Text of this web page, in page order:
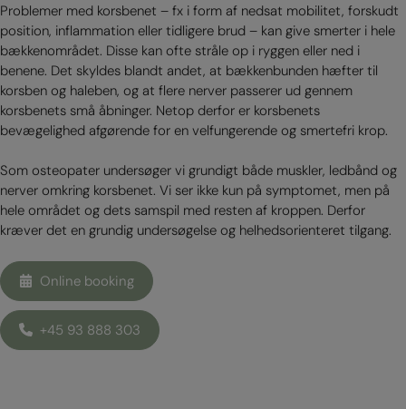
Problemer med korsbenet – fx i form af nedsat mobilitet, forskudt
position, inflammation eller tidligere brud – kan give smerter i hele
bækkenområdet. Disse kan ofte stråle op i ryggen eller ned i
benene. Det skyldes blandt andet, at bækkenbunden hæfter til
korsben og haleben, og at flere nerver passerer ud gennem
korsbenets små åbninger. Netop derfor er korsbenets
bevægelighed afgørende for en velfungerende og smertefri krop.
Som osteopater undersøger vi grundigt både muskler, ledbånd og
nerver omkring korsbenet. Vi ser ikke kun på symptomet, men på
hele området og dets samspil med resten af kroppen. Derfor
kræver det en grundig undersøgelse og helhedsorienteret tilgang.
Online booking
+45 93 888 303